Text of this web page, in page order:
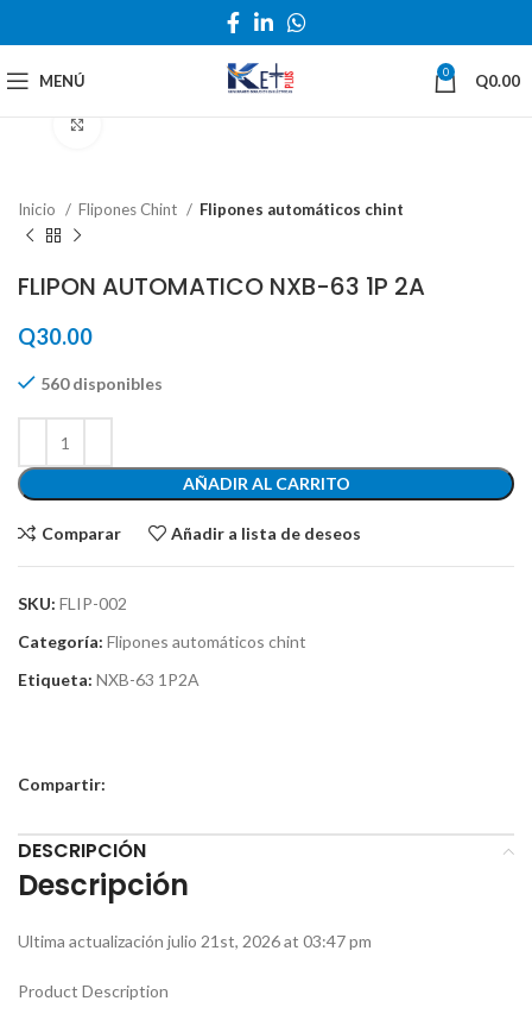
MENÚ 0 Q0.00
Inicio Flipones Chint Flipones automáticos chint
FLIPON AUTOMATICO NXB-63 1P 2A
Q30.00
560 disponibles
AÑADIR AL CARRITO
Comparar Añadir a lista de deseos
SKU: FLIP-002
Categoría: Flipones automáticos chint
Etiqueta: NXB-63 1P2A
Compartir:
DESCRIPCIÓN
Descripción
Ultima actualización julio 21st, 2026 at 03:47 pm
Product Description